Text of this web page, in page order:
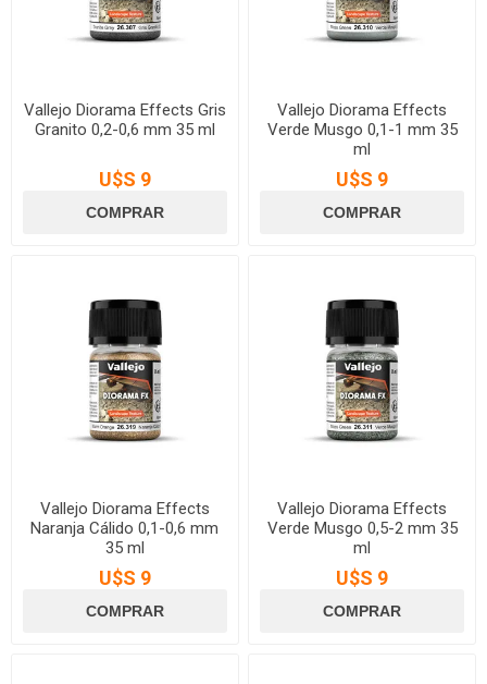
Vallejo Diorama Effects Gris
Granito 0,2-0,6 mm 35 ml
U$S 9
Vallejo Diorama Effects
Verde Musgo 0,1-1 mm 35
ml
U$S 9
Vallejo Diorama Effects
Naranja Cálido 0,1-0,6 mm
35 ml
U$S 9
Vallejo Diorama Effects
Verde Musgo 0,5-2 mm 35
ml
U$S 9